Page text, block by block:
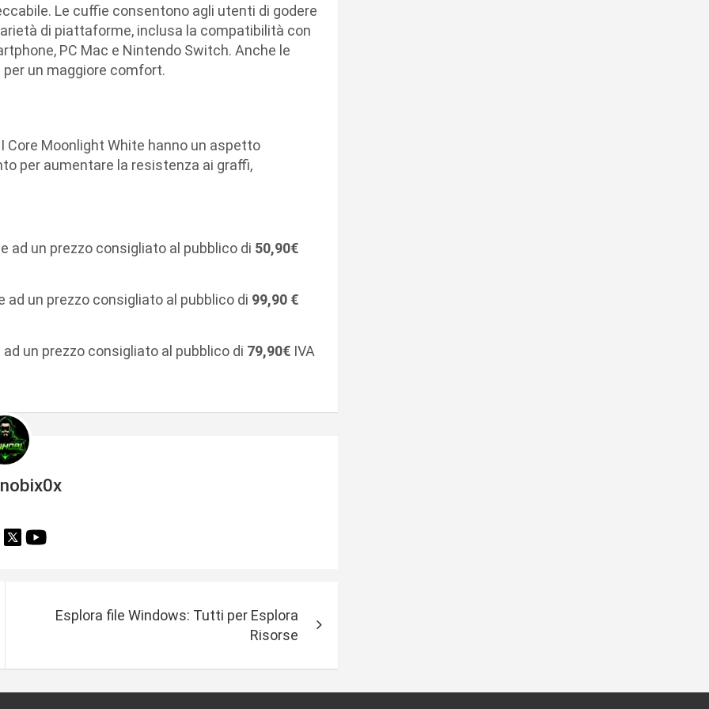
Le cuffie consentono agli utenti di godere
di piattaforme, inclusa la compatibilità con
PC Mac e Nintendo Switch. Anche le
un maggiore comfort.
Core Moonlight White hanno un aspetto
per aumentare la resistenza ai graffi,
ad un prezzo consigliato al pubblico di 50,90€
ad un prezzo consigliato al pubblico di 99,90 €
un prezzo consigliato al pubblico di 79,90€ IVA
Esplora file Windows: Tutti per Esplora
Risorse